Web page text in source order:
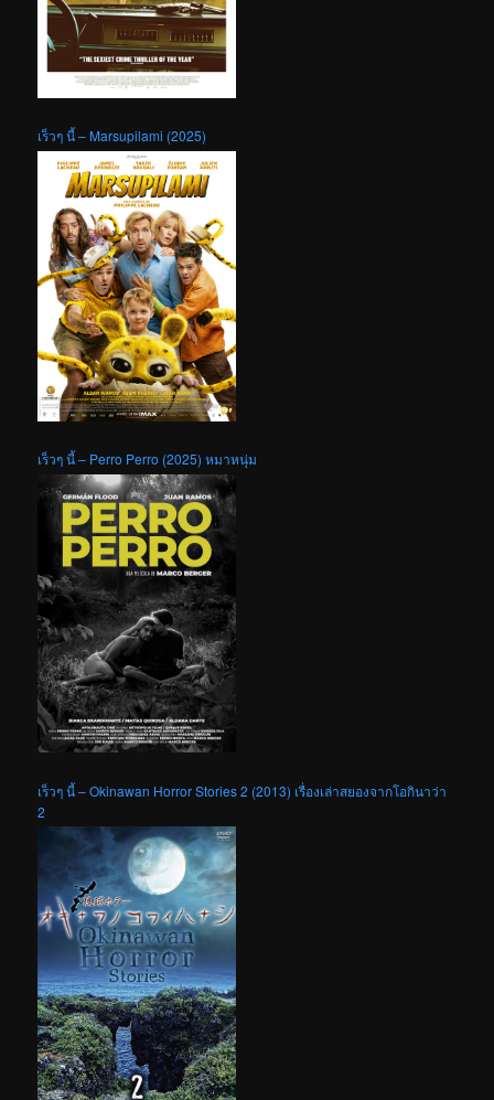
เร็วๆ นี้ – Marsupilami (2025)
เร็วๆ นี้ – Perro Perro (2025) หมาหนุ่ม
เร็วๆ นี้ – Okinawan Horror Stories 2 (2013) เรื่องเล่าสยองจากโอกินาว่า
2